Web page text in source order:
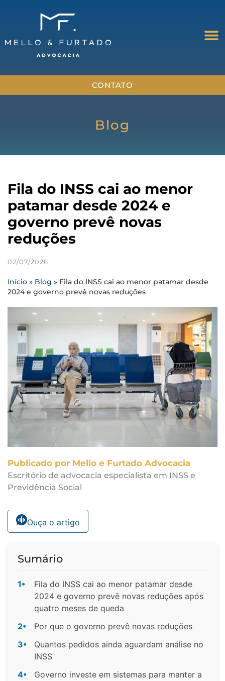
CONTATO
Blog
Fila do INSS cai ao menor
patamar desde 2024 e
governo prevê novas
reduções
02/07/2026
Início » Blog » Fila do INSS cai ao menor patamar desde
2024 e governo prevê novas reduções
Publicado por Mello e Furtado Advocacia
Escritório de advocacia especialista em INSS e
Previdência Social
Ouça o artigo
Sumário
1•
Fila do INSS cai ao menor patamar desde
2024 e governo prevê novas reduções após
quatro meses de queda
2•
Por que o governo prevê novas reduções
3•
Quantos pedidos ainda aguardam análise no
INSS
4•
Governo investe em sistemas para manter a